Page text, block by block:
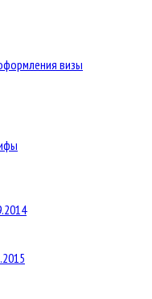
визы